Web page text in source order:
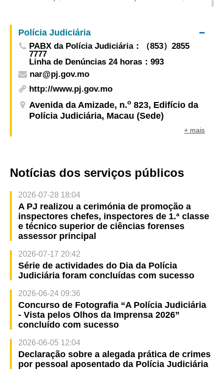
a Orquestra Chinesa de Macau
Polícia Judiciária
PABX da Polícia Judiciária：（853）2855
7777
Linha de Denúncias 24 horas：993
nar@pj.gov.mo
http://www.pj.gov.mo
Avenida da Amizade, n.o 823, Edifício da
Polícia Judiciária, Macau (Sede)
+ mais
Notícias dos serviços públicos
2026-07-28 18:04
A PJ realizou a cerimónia de promoção a
inspectores chefes, inspectores de 1.ª classe
e técnico superior de ciências forenses
assessor principal
2026-07-17 20:42
Série de actividades do Dia da Polícia
Judiciária foram concluídas com sucesso
2026-06-24 09:36
Concurso de Fotografia “A Polícia Judiciária
- Vista pelos Olhos da Imprensa 2026”
concluído com sucesso
2026-06-05 12:04
Declaração sobre a alegada prática de crimes
por pessoal aposentado da Polícia Judiciária